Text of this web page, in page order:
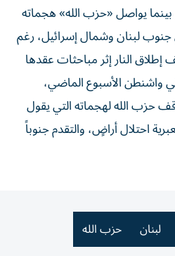
يواصل «حزب الله» هجماته
جنوب لبنان وشمال إسرائيل، رغم
النار إثر مباحثات عقدها
واشنطن الأسبوع الماضي،
حزب الله لهجماته التي يقول
احتلال أراضٍ، والتقدم جنوباً
لبنان حزب الله